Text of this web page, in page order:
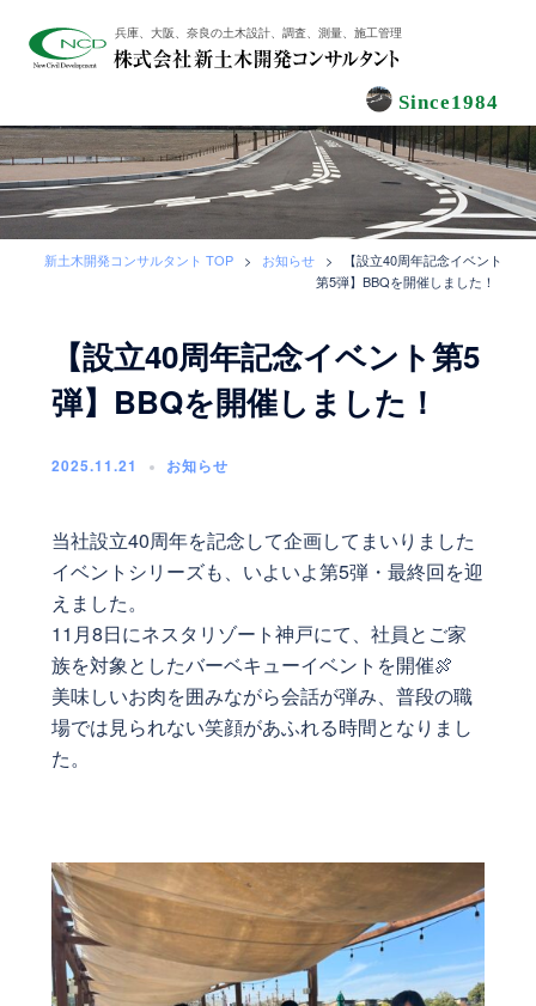
ツ
へ
ス
キ
兵庫、大阪、奈良の土木設計、調査、測量、施工管理
Since1984
新土木開発コンサルタント TOP > お知らせ >
【設立40周年記念イベント
第5弾】BBQを開催しました！
【設立40周年記念イベント第5
弾】BBQを開催しました！
2025.11.21 お知らせ
当社設立40周年を記念して企画してまいりました
イベントシリーズも、いよいよ第5弾・最終回を迎
えました。
11月8日にネスタリゾート神戸にて、社員とご家
族を対象としたバーベキューイベントを開催🍖
美味しいお肉を囲みながら会話が弾み、普段の職
場では見られない笑顔があふれる時間となりまし
た。